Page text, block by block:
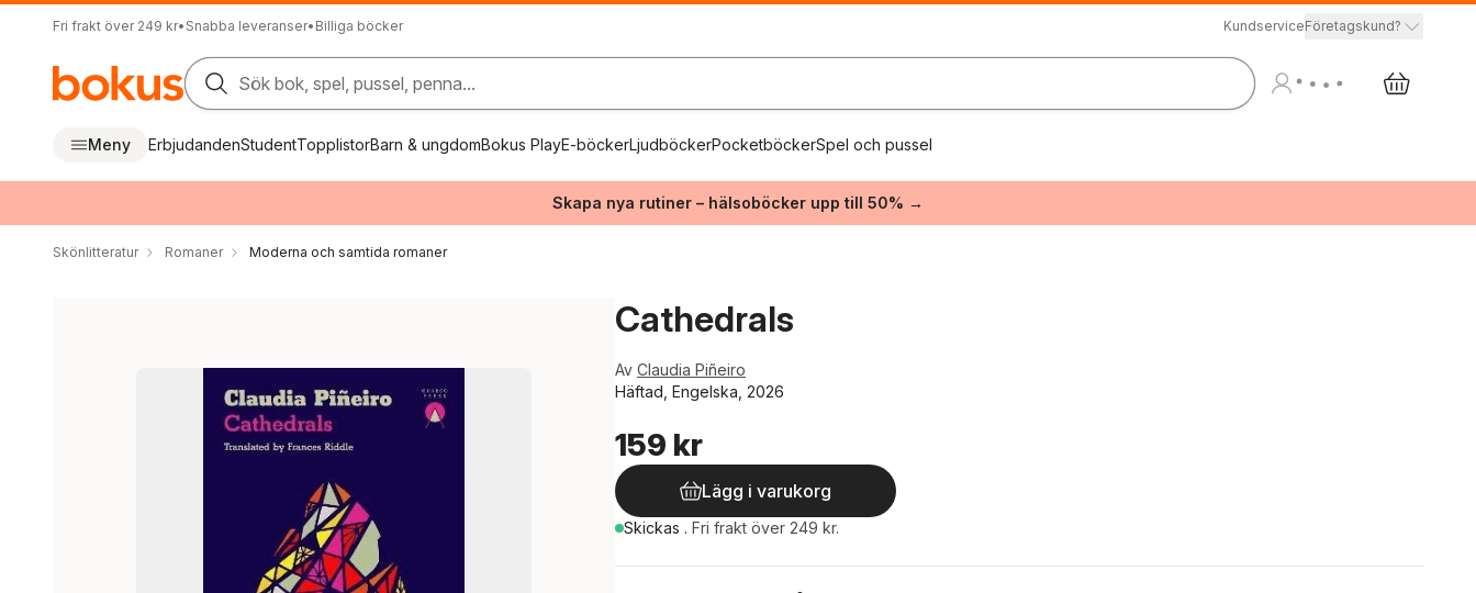
Fri frakt över 249 kr• Snabba leveranser• Billiga böcker KundserviceFöretagskund?
Sök bok, spel, pussel, penna...
Meny ErbjudandenStudentTopplistorBarn & ungdomBokus PlayE-böckerLjudböckerPocketböckerSpel och pussel
Skapa nya rutiner – hälsoböcker upp till 50% →
Skönlitteratur Romaner Moderna och samtida romaner
Cathedrals
Av Claudia Piñeiro
Häftad, Engelska, 2026
159 kr
Lägg i varukorg
Skickas . Fri frakt över 249 kr.